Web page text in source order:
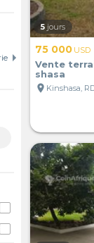
5 jours
75 000 USD
Vente
shasa
location_on Kinshasa,